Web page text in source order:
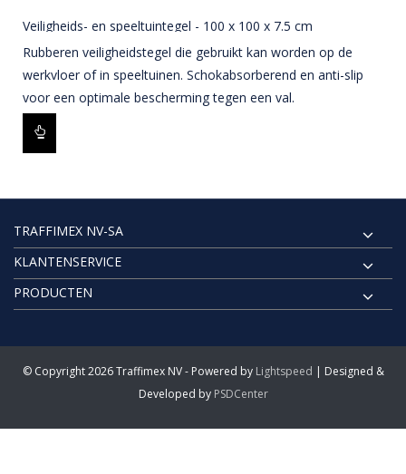
Veiligheids- en speeltuintegel - 100 x 100 x 7.5 cm
Rubberen veiligheidstegel die gebruikt kan worden op de
werkvloer of in speeltuinen. Schokabsorberend en anti-slip
voor een optimale bescherming tegen een val.
TRAFFIMEX NV-SA
KLANTENSERVICE
PRODUCTEN
© Copyright 2026 Traffimex NV - Powered by Lightspeed | Designed &
Developed by PSDCenter